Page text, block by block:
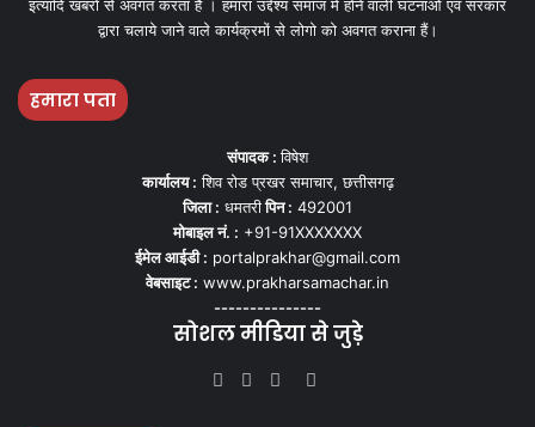
इत्यादि खबरों से अवगत करता हैं । हमारा उद्देश्य समाज मे होने वाली घटनाओ एवं सरकार
द्वारा चलाये जाने वाले कार्यक्रमों से लोगो को अवगत कराना हैं।
हमारा पता
संपादक :विषेश
कार्यालय : शिव रोड प्रखर समाचार, छत्तीसगढ़
जिला : धमतरीपिन : 492001
मोबाइल नं. : +91-91XXXXXXX
ईमेल आईडी : portalprakhar@gmail.com
वेबसाइट : www.prakharsamachar.in
---------------
सोशल मीडिया से जुड़े
Facebook
TwitterYouTube